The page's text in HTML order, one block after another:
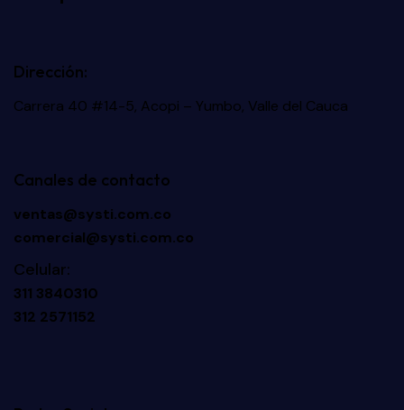
Dirección:
Carrera 40 #14-5, Acopi – Yumbo, Valle del Cauca
Canales de contacto
ventas@systi.com.co
comercial@systi.com.co
Celular:
311 3840310
312 2571152